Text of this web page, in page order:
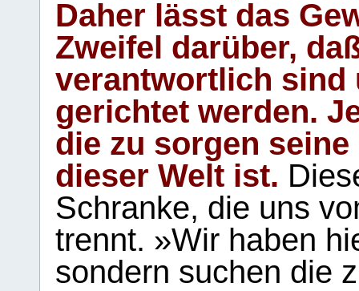
Daher lässt das
Zweifel darüber,
verantwortlich sind
gerichtet werden.
die zu sorgen
dieser Welt ist.
Schranke, die uns
trennt. »Wir haben
sondern suchen die